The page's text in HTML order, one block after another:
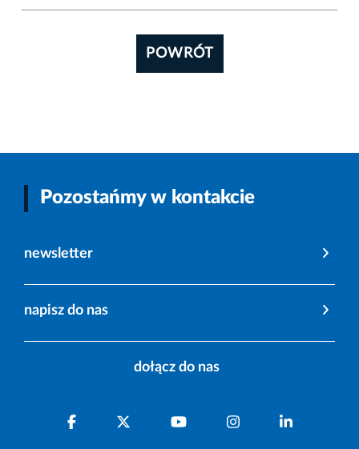
POWRÓT
Pozostańmy w kontakcie
newsletter
napisz do nas
dołącz do nas